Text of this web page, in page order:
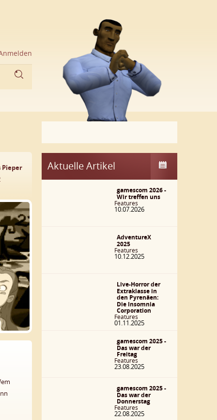
Pieper
Aktuelle Artikel
gamescom 2026 -
Wir treffen uns
Features
10.07.2026
AdventureX
2025
Features
10.12.2025
Live-Horror der
Extraklasse in
den Pyrenäen:
Die Insomnia
Corporation
Features
01.11.2025
gamescom 2025 -
Das war der
Freitag
Features
23.08.2025
gamescom 2025 -
Das war der
Donnerstag
Features
22.08.2025